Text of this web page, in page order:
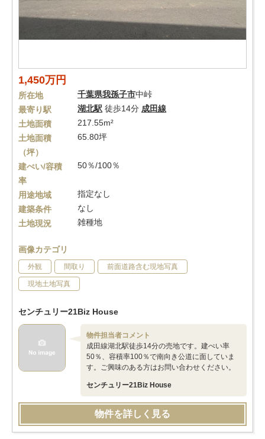
1,450万円
所在地 千葉県我孫子市中峠
最寄り駅
湖北駅 徒歩14分 成田線
土地面積
217.55m²
土地面積
（坪）
65.80坪
建ぺい/容積
率
50％/100％
用途地域
指定なし
建築条件
なし
土地現況
雑種地
画像カテゴリ
外観 間取り 前面道路含む現地写真
現地土地写真
センチュリー21Biz House
物件担当者コメント
成田線湖北駅徒歩14分の売地です。建ぺい率
50％、容積率100％で南向き公道に面していま
す。ご興味のある方はお問い合わせください。
センチュリー21Biz House
物件を詳しく見る